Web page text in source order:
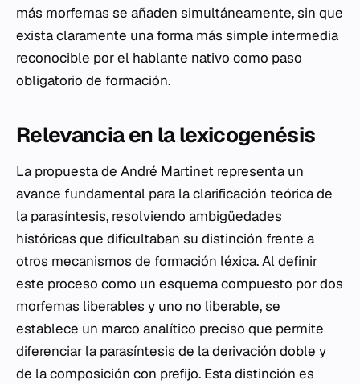
más morfemas se añaden simultáneamente, sin que
exista claramente una forma más simple intermedia
reconocible por el hablante nativo como paso
obligatorio de formación.
Relevancia en la lexicogenésis
La propuesta de André Martinet representa un
avance fundamental para la clarificación teórica de
la parasíntesis, resolviendo ambigüedades
históricas que dificultaban su distinción frente a
otros mecanismos de formación léxica. Al definir
este proceso como un esquema compuesto por dos
morfemas liberables y uno no liberable, se
establece un marco analítico preciso que permite
diferenciar la parasíntesis de la derivación doble y
de la composición con prefijo. Esta distinción es